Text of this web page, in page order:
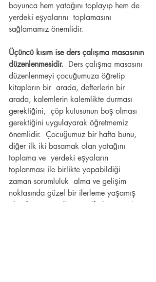
boyunca hem yatağını toplayıp hem de
yerdeki eşyalarını  toplamasını
sağlamamız önemlidir.
Üçüncü kısım ise ders çalışma masasının
düzenlenmesidir.
  Ders çalışma masasını
düzenlenmeyi çocuğumuza öğretip
kitapların bir  arada, defterlerin bir
arada, kalemlerin kalemlikte durması
gerektiğini,  çöp kutusunun boş olması
gerektiğini uygulayarak öğretmemiz
önemlidir.  Çocuğumuz bir hafta bunu,
diğer ilk iki basamak olan yatağını
toplama ve  yerdeki eşyaların
toplanması ile birlikte yapabildiği
zaman sorumluluk  alma ve gelişim
noktasında güzel bir ilerleme yaşamış
olur. Bunu  çocuğumuza ifade etmemiz